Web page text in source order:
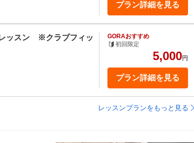
プラン詳細を見る
レッスン ※クラブフィッ
GORAおすすめ
初回限定
5,000円
プラン詳細を見る
レッスンプランをもっと見る